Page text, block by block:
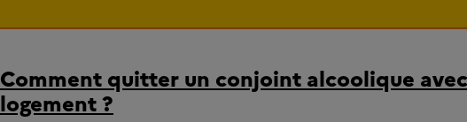
Comment quitter un conjoint alcoolique
logement ?